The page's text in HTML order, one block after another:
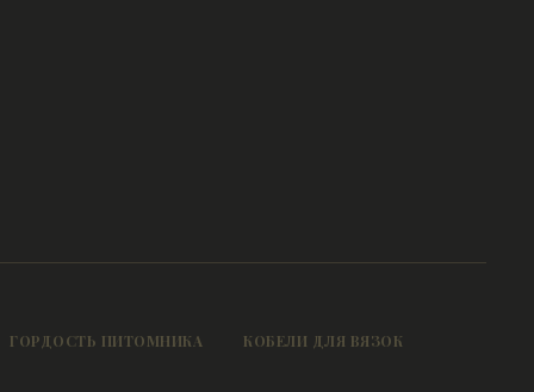
ГОРДОСТЬ ПИТОМНИКА КОБЕЛИ ДЛЯ ВЯЗОК